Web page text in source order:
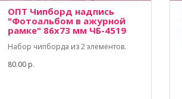
ОПТ Чипборд надпись
"Фотоальбом в ажурной
рамке" 86х73 мм ЧБ-4519
Набор чипборда из 2 элементов.
80.00 р.